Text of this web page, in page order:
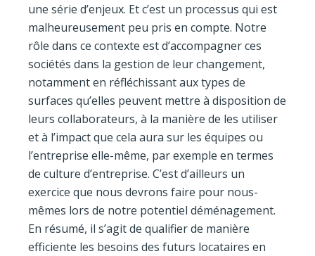
une série d’enjeux. Et c’est un processus qui est
malheureusement peu pris en compte. Notre
rôle dans ce contexte est d’accompagner ces
sociétés dans la gestion de leur changement,
notamment en réfléchissant aux types de
surfaces qu’elles peuvent mettre à disposition de
leurs collaborateurs, à la manière de les utiliser
et à l’impact que cela aura sur les équipes ou
l’entreprise elle-même, par exemple en termes
de culture d’entreprise. C’est d’ailleurs un
exercice que nous devrons faire pour nous-
mêmes lors de notre potentiel déménagement.
En résumé, il s’agit de qualifier de manière
efficiente les besoins des futurs locataires en